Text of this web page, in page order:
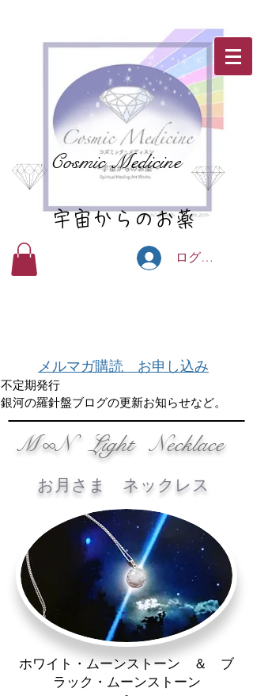
Cosmic Medicine
宇宙からのお薬
ログイン
メルマガ購読 お申し込み
不定期発行
銀河の羅針盤ブログの更新お知らせなど。
M∞N Light Necklace
お月さま ネックレス
​ホワイト・ムーンストーン ＆ ブ
ラック・ムーンストーン